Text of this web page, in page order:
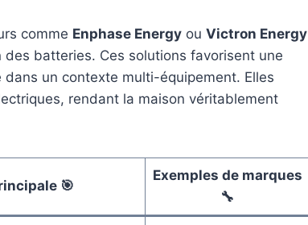
comme Enphase Energy ou Victron Energy
batteries. Ces solutions favorisent une
un contexte multi-équipement. Elles
rendant la maison véritablement
🎯
Exemples de marques
🔧